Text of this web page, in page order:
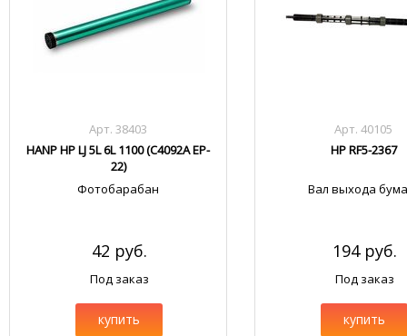
Арт. 38403
HANP HP LJ 5L 6L 1100 (C4092A EP-
22)
Фотобарабан
42 руб.
Под заказ
купить
Арт. 40105
HP RF5-2367
Вал выхода
194 руб.
Под заказ
купить